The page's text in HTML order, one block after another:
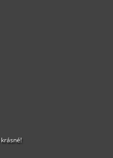
je 5 z 5 hvězdiček.
je 5 z 5 hvězdiček.